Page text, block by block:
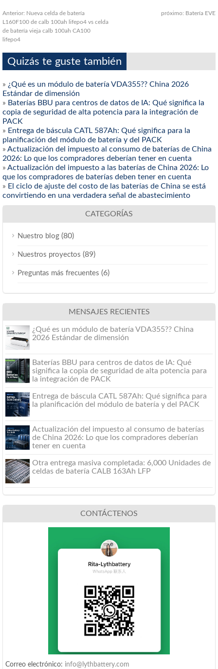
Anterior: Nueva celda de batería
L160F100 de calb 100ah lifepo4 vs celda
de batería vieja calb 100ah CA100
lifepo4
próximo: Batería EVE
Quizás te guste también
» ¿Qué es un módulo de batería VDA355?? China 2026
Estándar de dimensión
» Baterías BBU para centros de datos de IA: Qué significa la
copia de seguridad de alta potencia para la integración de
PACK
» Entrega de báscula CATL 587Ah: Qué significa para la
planificación del módulo de batería y del PACK
» Actualización del impuesto al consumo de baterías de China
2026: Lo que los compradores deberían tener en cuenta
» Actualización del impuesto a las baterías de China 2026: Lo
que los compradores de baterías deben tener en cuenta
» El ciclo de ajuste del costo de las baterías de China se está
convirtiendo en una verdadera señal de abastecimiento
CATEGORÍAS
Nuestro blog (80)
Nuestros proyectos (89)
Preguntas más frecuentes (6)
MENSAJES RECIENTES
¿Qué es un módulo de batería VDA355?? China
2026 Estándar de dimensión
Baterías BBU para centros de datos de IA: Qué
significa la copia de seguridad de alta potencia para
la integración de PACK
Entrega de báscula CATL 587Ah: Qué significa para
la planificación del módulo de batería y del PACK
Actualización del impuesto al consumo de baterías
de China 2026: Lo que los compradores deberían
tener en cuenta
Otra entrega masiva completada: 6,000 Unidades de
celdas de batería CALB 163Ah LFP
CONTÁCTENOS
Correo electrónico: info@lythbattery.com